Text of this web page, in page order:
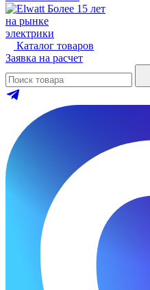
Более 15 лет
на рынке
электрики
Каталог товаров
Заявка на расчет